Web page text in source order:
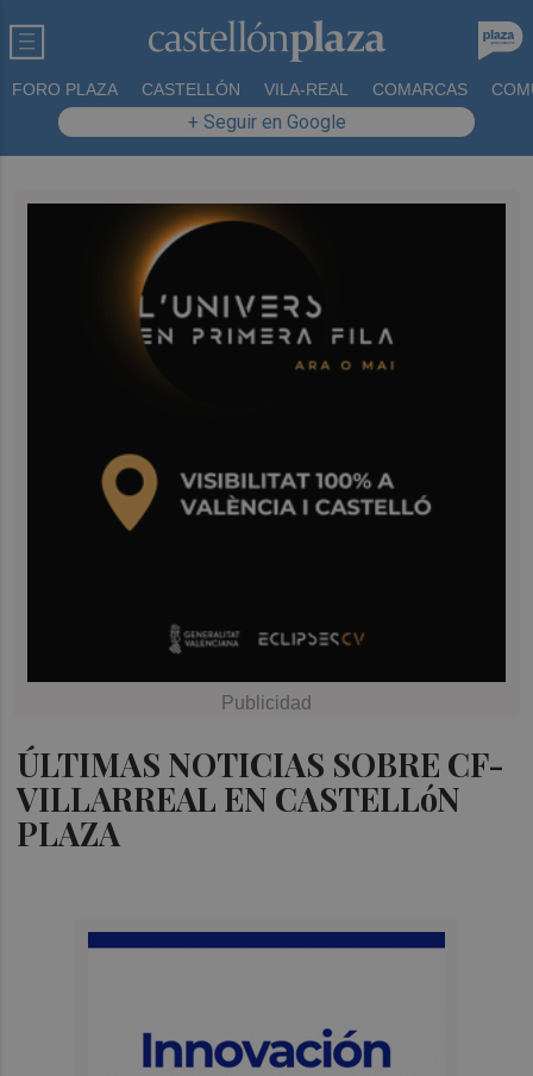
FORO PLAZA CASTELLÓN VILA-REAL COMARCAS
+ Seguir en Google
ÚLTIMAS NOTICIAS SOBRE CF-
VILLARREAL EN CASTELLóN
PLAZA